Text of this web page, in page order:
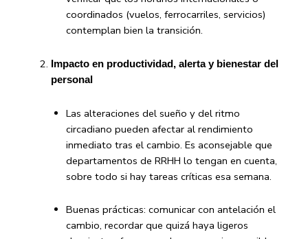
coordinados (vuelos, ferrocarriles, servicios)
contemplan bien la transición.
Impacto en productividad, alerta y bienestar del
personal
Las alteraciones del sueño y del ritmo
circadiano pueden afectar al rendimiento
inmediato tras el cambio. Es aconsejable que
departamentos de RRHH lo tengan en cuenta,
sobre todo si hay tareas críticas esa semana.
Buenas prácticas: comunicar con antelación el
cambio, recordar que quizá haya ligeros